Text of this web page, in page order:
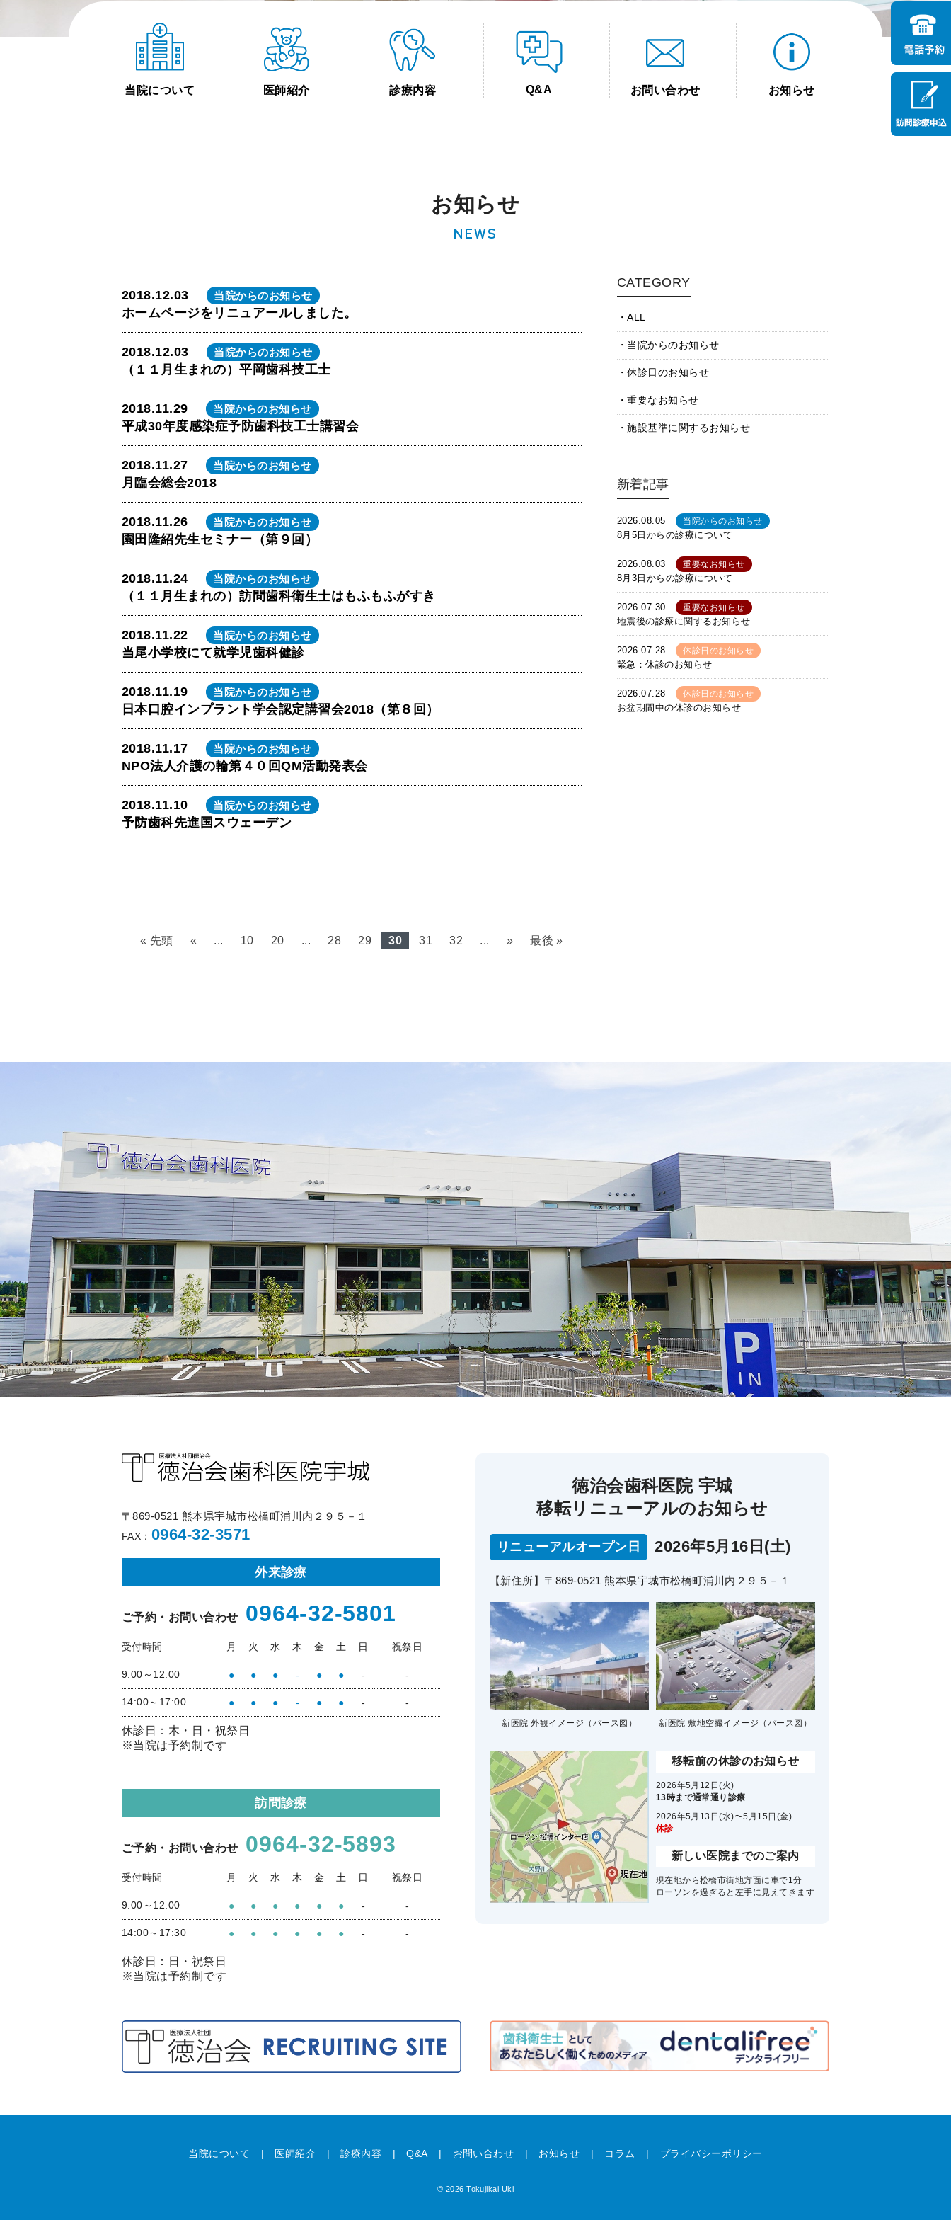
当院について 医師紹介 診療内容 Q&A お問い合わせ お知らせ
お知らせ
NEWS
2018.12.03 当院からのお知らせ
ホームページをリニュアールしました。
2018.12.03 当院からのお知らせ
（１１月生まれの）平岡歯科技工士
2018.11.29 当院からのお知らせ
平成30年度感染症予防歯科技工士講習会
2018.11.27 当院からのお知らせ
月臨会総会2018
2018.11.26 当院からのお知らせ
園田隆紹先生セミナー（第９回）
2018.11.24 当院からのお知らせ
（１１月生まれの）訪問歯科衛生士はもふもふがすき
2018.11.22 当院からのお知らせ
当尾小学校にて就学児歯科健診
2018.11.19 当院からのお知らせ
日本口腔インプラント学会認定講習会2018（第８回）
2018.11.17 当院からのお知らせ
NPO法人介護の輪第４０回QM活動発表会
2018.11.10 当院からのお知らせ
予防歯科先進国スウェーデン
« 先頭 « ... 10 20 ... 28 29 30 31 32 ... » 最後 »
CATEGORY
ALL
当院からのお知らせ
休診日のお知らせ
重要なお知らせ
施設基準に関するお知らせ
新着記事
2026.08.05 当院からのお知らせ
8月5日からの診療について
2026.08.03 重要なお知らせ
8月3日からの診療について
2026.07.30 重要なお知らせ
地震後の診療に関するお知らせ
2026.07.28 休診日のお知らせ
緊急：休診のお知らせ
2026.07.28 休診日のお知らせ
お盆期間中の休診のお知らせ
〒869-0521 熊本県宇城市松橋町浦川内２９５－１
FAX： 0964-32-3571
外来診療
ご予約・お問い合わせ 0964-32-5801
受付時間 月 火 水 木 金 土 日 祝祭日
9:00～12:00 ● ● ● - ● ● - -
14:00～17:00 ● ● ● - ● ● - -
休診日：木・日・祝祭日
※当院は予約制です
訪問診療
ご予約・お問い合わせ 0964-32-5893
受付時間 月 火 水 木 金 土 日 祝祭日
9:00～12:00 ● ● ● ● ● ● - -
14:00～17:30 ● ● ● ● ● ● - -
休診日：日・祝祭日
※当院は予約制です
徳治会歯科医院 宇城
移転リニューアルのお知らせ
リニューアルオープン日 2026年5月16日(土)
【新住所】〒869-0521 熊本県宇城市松橋町浦川内２９５－１
新医院 外観イメージ （パース図） 新医院 敷地空撮イメージ （パース図）
移転前の休診のお知らせ
2026年5月12日(火)
13時まで通常通り診療
2026年5月13日(水)〜5月15日(金)
休診
新しい医院までのご案内
現在地から松橋市街地方面に車で1分
ローソンを過ぎると左手に見えてきます
当院について 医師紹介 診療内容 Q&A お問い合わせ お知らせ コラム プライバシーポリシー
© 2026 Tokujikai Uki